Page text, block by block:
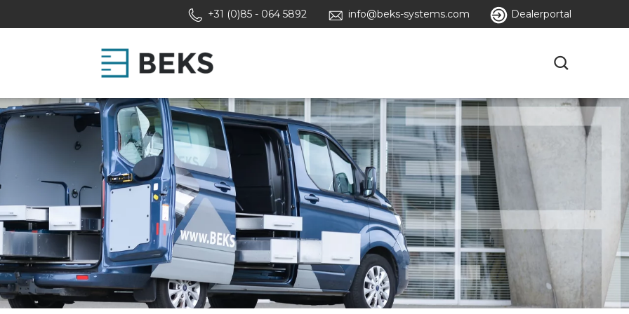
+31 (0)85 - 064 5892 info@beks-systems.com Dealerportal